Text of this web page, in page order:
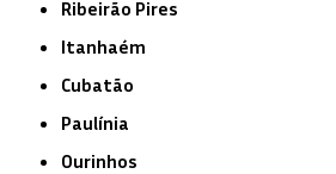
Ribeirão Pires
Itanhaém
Cubatão
Paulínia
Ourinhos